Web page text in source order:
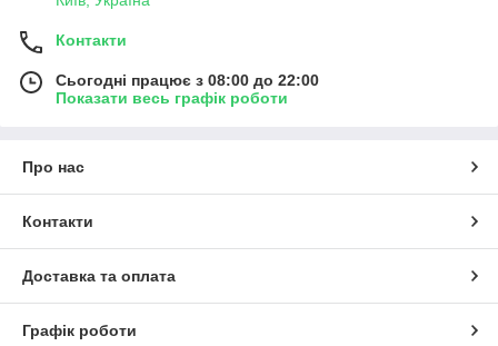
Контакти
Сьогодні працює з 08:00 до 22:00
Показати весь графік роботи
Про нас
Контакти
Доставка та оплата
Графік роботи